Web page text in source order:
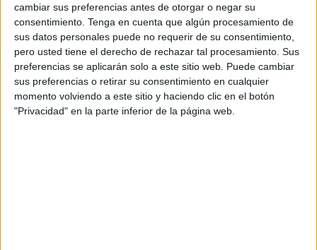
cambiar sus preferencias antes de otorgar o negar su
consentimiento. Tenga en cuenta que algún procesamiento de
sus datos personales puede no requerir de su consentimiento,
pero usted tiene el derecho de rechazar tal procesamiento. Sus
preferencias se aplicarán solo a este sitio web. Puede cambiar
sus preferencias o retirar su consentimiento en cualquier
momento volviendo a este sitio y haciendo clic en el botón
"Privacidad" en la parte inferior de la página web.
feligreses de la corporación marinera celebrado este
pasado martes.